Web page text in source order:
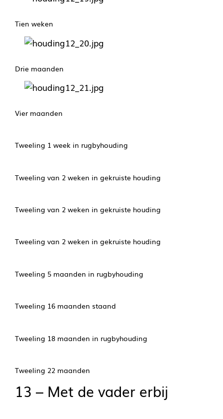
Tien weken
Drie maanden
Vier maanden
Tweeling 1 week in rugbyhouding
Tweeling van 2 weken in gekruiste houding
Tweeling van 2 weken in gekruiste houding
Tweeling van 2 weken in gekruiste houding
Tweeling 5 maanden in rugbyhouding
Tweeling 16 maanden staand
Tweeling 18 maanden in rugbyhouding
Tweeling 22 maanden
13 – Met de vader erbij